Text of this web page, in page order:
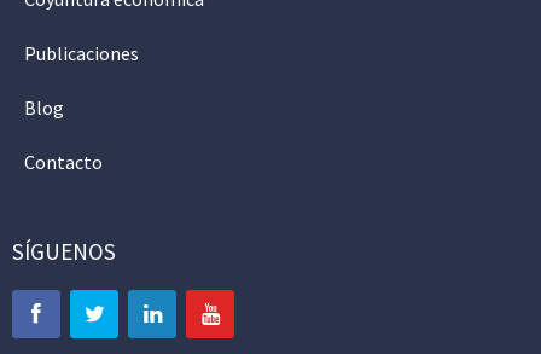
Publicaciones
Blog
Contacto
SÍGUENOS